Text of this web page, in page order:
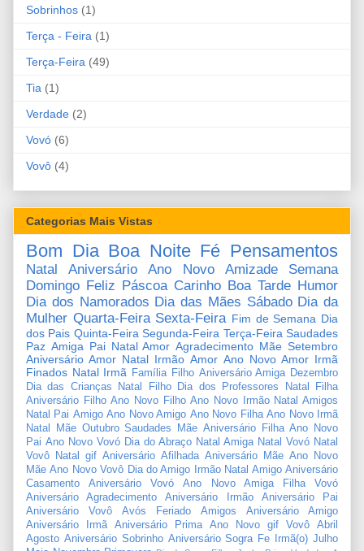
Sobrinhos (1)
Terça - Feira (1)
Terça-Feira (49)
Tia (1)
Verdade (2)
Vovó (6)
Vovô (4)
Categorias Mais Vistas
Bom Dia Boa Noite Fé Pensamentos
Natal Aniversário Ano Novo Amizade
Semana
Domingo Feliz Páscoa Carinho Boa Tarde Humor
Dia dos Namorados Dia das Mães Sábado Dia da
Mulher Quarta-Feira Sexta-Feira Fim de Semana Dia
dos Pais Quinta-Feira Segunda-Feira Terça-Feira Saudades
Paz Amiga Pai Natal Amor Agradecimento Mãe Setembro
Aniversário Amor Natal Irmão Amor Ano Novo Amor Irmã
Finados Natal Irmã Família Filho Aniversário Amiga Dezembro
Dia das Crianças
Natal Filho Dia dos Professores
Natal Filha
Aniversário Filho Ano Novo Filho Ano Novo Irmão Natal Amigos
Natal Pai Amigo Ano Novo Amigo Ano Novo Filha Ano Novo Irmã
Natal Mãe Outubro Saudades Mãe Aniversário Filha Ano Novo
Pai Ano Novo Vovó Dia do Abraço Natal Amiga Natal Vovó Natal
Vovô
Natal gif Aniversário Afilhada Aniversário Mãe Ano Novo
Mãe Ano Novo Vovô Dia do Amigo Irmão Natal Amigo Aniversário
Casamento
Aniversário Vovó Ano Novo Amiga Filha
Vovó
Aniversário Agradecimento
Aniversário Irmão
Aniversário Pai
Aniversário Vovô
Avós Feriado Amigos
Aniversário Amigo
Aniversário Irmã
Aniversário Prima Ano Novo gif Vovô
Abril
Agosto Aniversário Sobrinho Aniversário Sogra Fe Irmã(o) Julho